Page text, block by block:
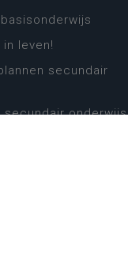
leven!
secundair
onderwijs